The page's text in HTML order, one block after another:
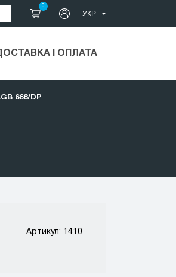
0
І ОПЛАТА
668/DP
Артикул: 1410